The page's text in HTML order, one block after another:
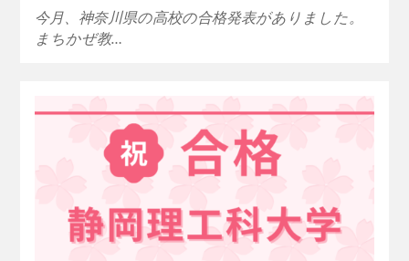
今月、神奈川県の高校の合格発表がありました。
まちかぜ教…